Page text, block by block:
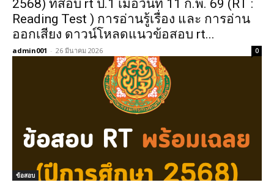
2568) ที่สอบ rt ป.1 เมื่อวันที่ 11 ก.พ. 69 (RT :
Reading Test ) การอ่านรู้เรื่อง และ การอ่าน
ออกเสียง ดาวน์โหลดแนวข้อสอบ rt...
admin001 - 26 มีนาคม 2026 0
ข้อสอบ